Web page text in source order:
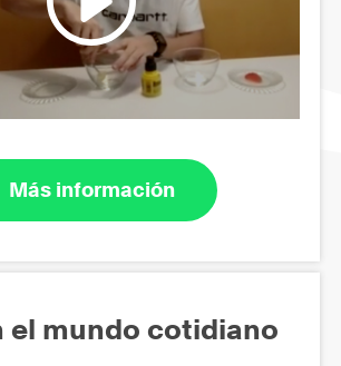
Más información
el mundo cotidiano